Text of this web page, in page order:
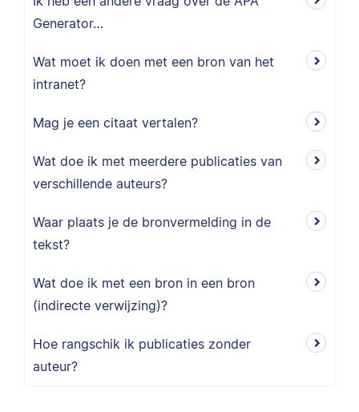
Generator…
Wat moet ik doen met een bron van het
intranet?
Mag je een citaat vertalen?
Wat doe ik met meerdere publicaties van
verschillende auteurs?
Waar plaats je de bronvermelding in de
tekst?
Wat doe ik met een bron in een bron
(indirecte verwijzing)?
Hoe rangschik ik publicaties zonder
auteur?